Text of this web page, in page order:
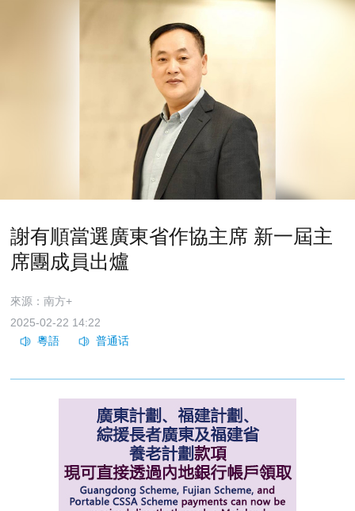
謝有順當選廣東省作協主席 新一屆主
席團成員出爐
來源：南方+
2025-02-22 14:22